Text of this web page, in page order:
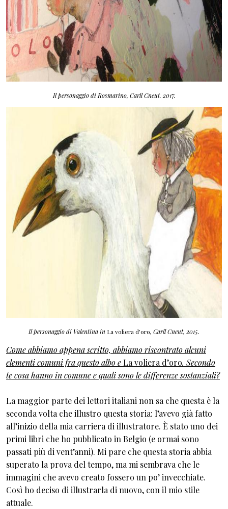
Il personaggio di Rosmarino, Carll Cneut. 2017.
Il personaggio di Valentina in La voliera d'oro, Carll Cneut, 2015.
Come abbiamo appena scritto, abbiamo riscontrato alcuni
elementi comuni fra questo albo eLa voliera d’oro. Secondo
te cosa hanno in comune e quali sono le differenze sostanziali?
La maggior parte dei lettori italiani non sa che questa è la
seconda volta che illustro questa storia: l’avevo già fatto
all’inizio della mia carriera di illustratore. È stato uno dei
primi libri che ho pubblicato in Belgio (e ormai sono
passati più di vent’anni). Mi pare che questa storia abbia
superato la prova del tempo, ma mi sembrava che le
immagini che avevo creato fossero un po’ invecchiate.
Così ho deciso di illustrarla di nuovo, con il mio stile
attuale.